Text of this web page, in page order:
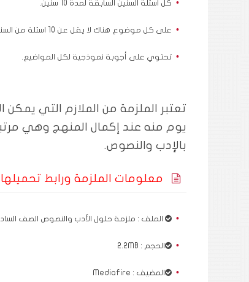
كل اسئلة السنين السابقة لمدة 10 سنين.
على كل موضوع هناك لا يقل عن 10 اسئلة من السنين السابقة.
تحتوي على أجوبة نموذجية لكل المواضيع.
تعتبر الملزمة من الملازم التي
يوم منه عند إكمال المنهج وهي
بالإدب والنصوص.
معلومات الملزمة ورابط
الملف : ملزمة حلول الأدب والنصوص الصف
الحجم : 2.2MB
المضيف : Mediafire